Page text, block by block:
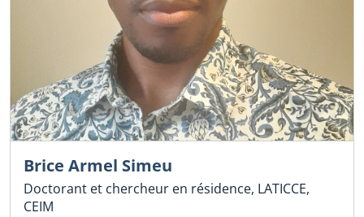
Brice Armel Simeu
Doctorant et chercheur en résidence, LATICCE,
CEIM